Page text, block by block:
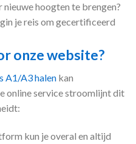
hoogten te brengen?
je reis om gecertificeerd
onze website?
A1/A3 halen kan
online service stroomlijnt dit
kun je overal en altijd